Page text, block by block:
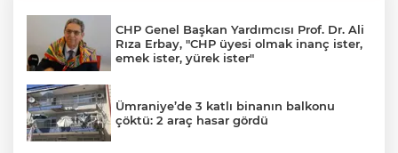
CHP Genel Başkan Yardımcısı Prof. Dr. Ali
Rıza Erbay, "CHP üyesi olmak inanç ister,
emek ister, yürek ister"
Ümraniye’de 3 katlı binanın balkonu
çöktü: 2 araç hasar gördü